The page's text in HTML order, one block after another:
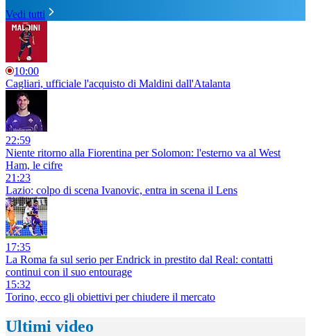
Vedi tutti
10:00
Cagliari, ufficiale l'acquisto di Maldini dall'Atalanta
22:59
Niente ritorno alla Fiorentina per Solomon: l'esterno va al West
Ham, le cifre
21:23
Lazio: colpo di scena Ivanovic, entra in scena il Lens
17:35
La Roma fa sul serio per Endrick in prestito dal Real: contatti
continui con il suo entourage
15:32
Torino, ecco gli obiettivi per chiudere il mercato
Ultimi video